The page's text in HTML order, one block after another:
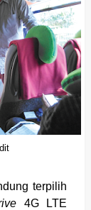
terpilih
4G LTE